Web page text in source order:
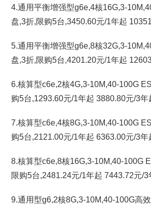
4.通用平衡增强型g6e,4核16G,3-
盘,3折,限购5台,3450.60元/1年起
5.通用平衡增强型g6e,8核32G,3-
盘,3折,限购5台,4201.20元/1年起
6.核算型c6e,2核4G,3-10M,40-100G
购5台,1293.60元/1年起 3880.80元/3年
7.核算型c6e,4核8G,3-10M,40-100G
购5台,2121.00元/1年起 6363.00元/3年
8.核算型c6e,8核16G,3-10M,40-100G
限购5台,2481.24元/1年起 7443.72元/3
9.通用型g6,2核8G,3-10M,40-100G高